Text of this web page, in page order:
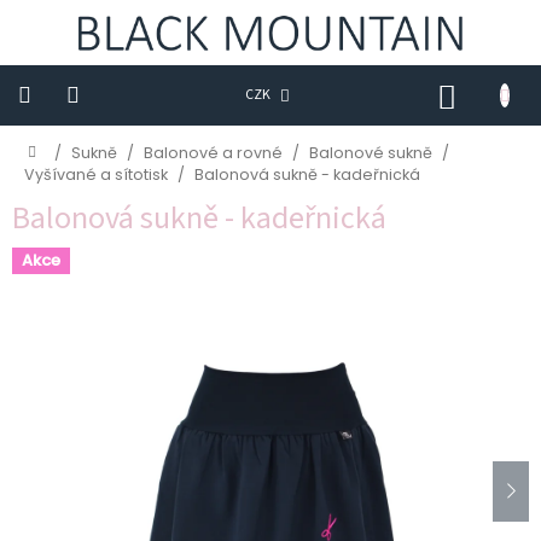
CZK
KOŠÍK
Novinky
Sukně
Domů
/ Sukně / Balonové a rovné / Balonové sukně /
Vyšívané a sítotisk / Balonová sukně - kadeřnická
Balonová sukně - kadeřnická
Akce